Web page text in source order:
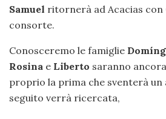
Samuel ritornerà ad Acacias con
consorte.
Conosceremo le famiglie
Rosina e Liberto saranno
proprio la prima che sventerà
seguito verrà ricercata,